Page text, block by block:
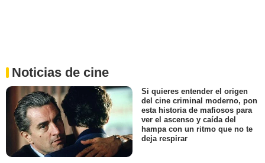
Noticias de cine
Si quieres entender el origen
del cine criminal moderno, pon
esta historia de mafiosos para
ver el ascenso y caída del
hampa con un ritmo que no te
deja respirar